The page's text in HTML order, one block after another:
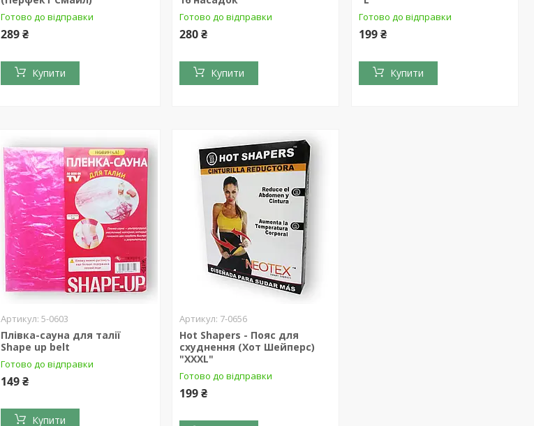
Готово до відправки
289 ₴
Купити
Готово до відправки
280 ₴
Купити
Готово до відправки
199 ₴
Купити
5-0603
Плівка-сауна для талії
Shape up belt
Готово до відправки
149 ₴
Купити
7-0656
Hot Shapers - Пояс для
схуднення (Хот Шейперс)
"XXXL"
Готово до відправки
199 ₴